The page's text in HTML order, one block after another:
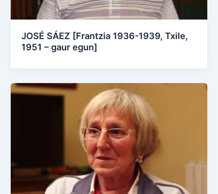
JOSÉ SÁEZ [Frantzia 1936-1939, Txile,
1951 – gaur egun]